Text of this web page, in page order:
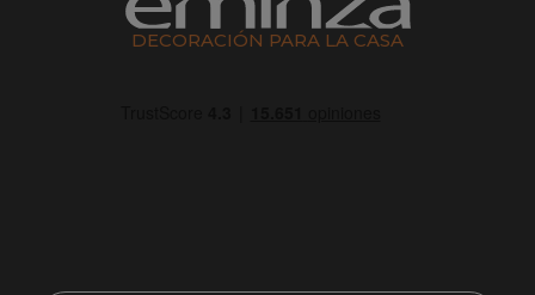
DECORACIÓN PARA LA CASA